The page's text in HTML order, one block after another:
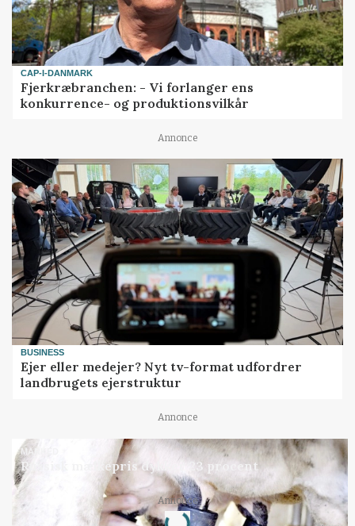
CAP-I-DANMARK
Fjerkræbranchen: - Vi forlanger ens
konkurrence- og produktionsvilkår
Annonce
BUSINESS
Ejer eller medejer? Nyt tv-format udfordrer
landbrugets ejerstruktur
Annonce
MARKED
Russisk mælkepris dykker 23 procent
Annonce
Loading...